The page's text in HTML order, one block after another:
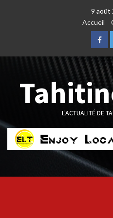
9 août
Accueil
L'ACTUALITÉ DE